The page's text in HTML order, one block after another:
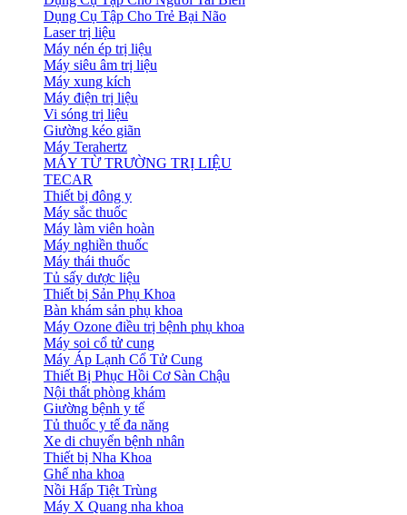
Dụng Cụ Tập Cho Trẻ Bại Não
Laser trị liệu
Máy nén ép trị liệu
Máy siêu âm trị liệu
Máy xung kích
Máy điện trị liệu
Vi sóng trị liệu
Giường kéo giãn
Máy Terahertz
MÁY TỪ TRƯỜNG TRỊ LIỆU
TECAR
Thiết bị đông y
Máy sắc thuốc
Máy làm viên hoàn
Máy nghiền thuốc
Máy thái thuốc
Tủ sấy dược liệu
Thiết bị Sản Phụ Khoa
Bàn khám sản phụ khoa
Máy Ozone điều trị bệnh phụ khoa
Máy soi cổ tử cung
Máy Áp Lạnh Cổ Tử Cung
Thiết Bị Phục Hồi Cơ Sàn Chậu
Nội thất phòng khám
Giường bệnh y tế
Tủ thuốc y tế đa năng
Xe di chuyển bệnh nhân
Thiết bị Nha Khoa
Ghế nha khoa
Nồi Hấp Tiệt Trùng
Máy X Quang nha khoa